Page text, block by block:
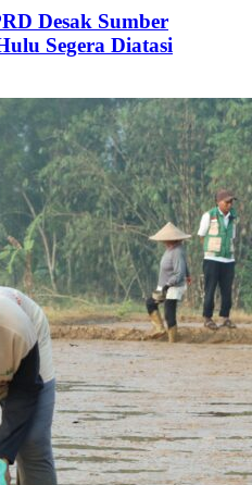
Desak Sumber
Segera Diatasi